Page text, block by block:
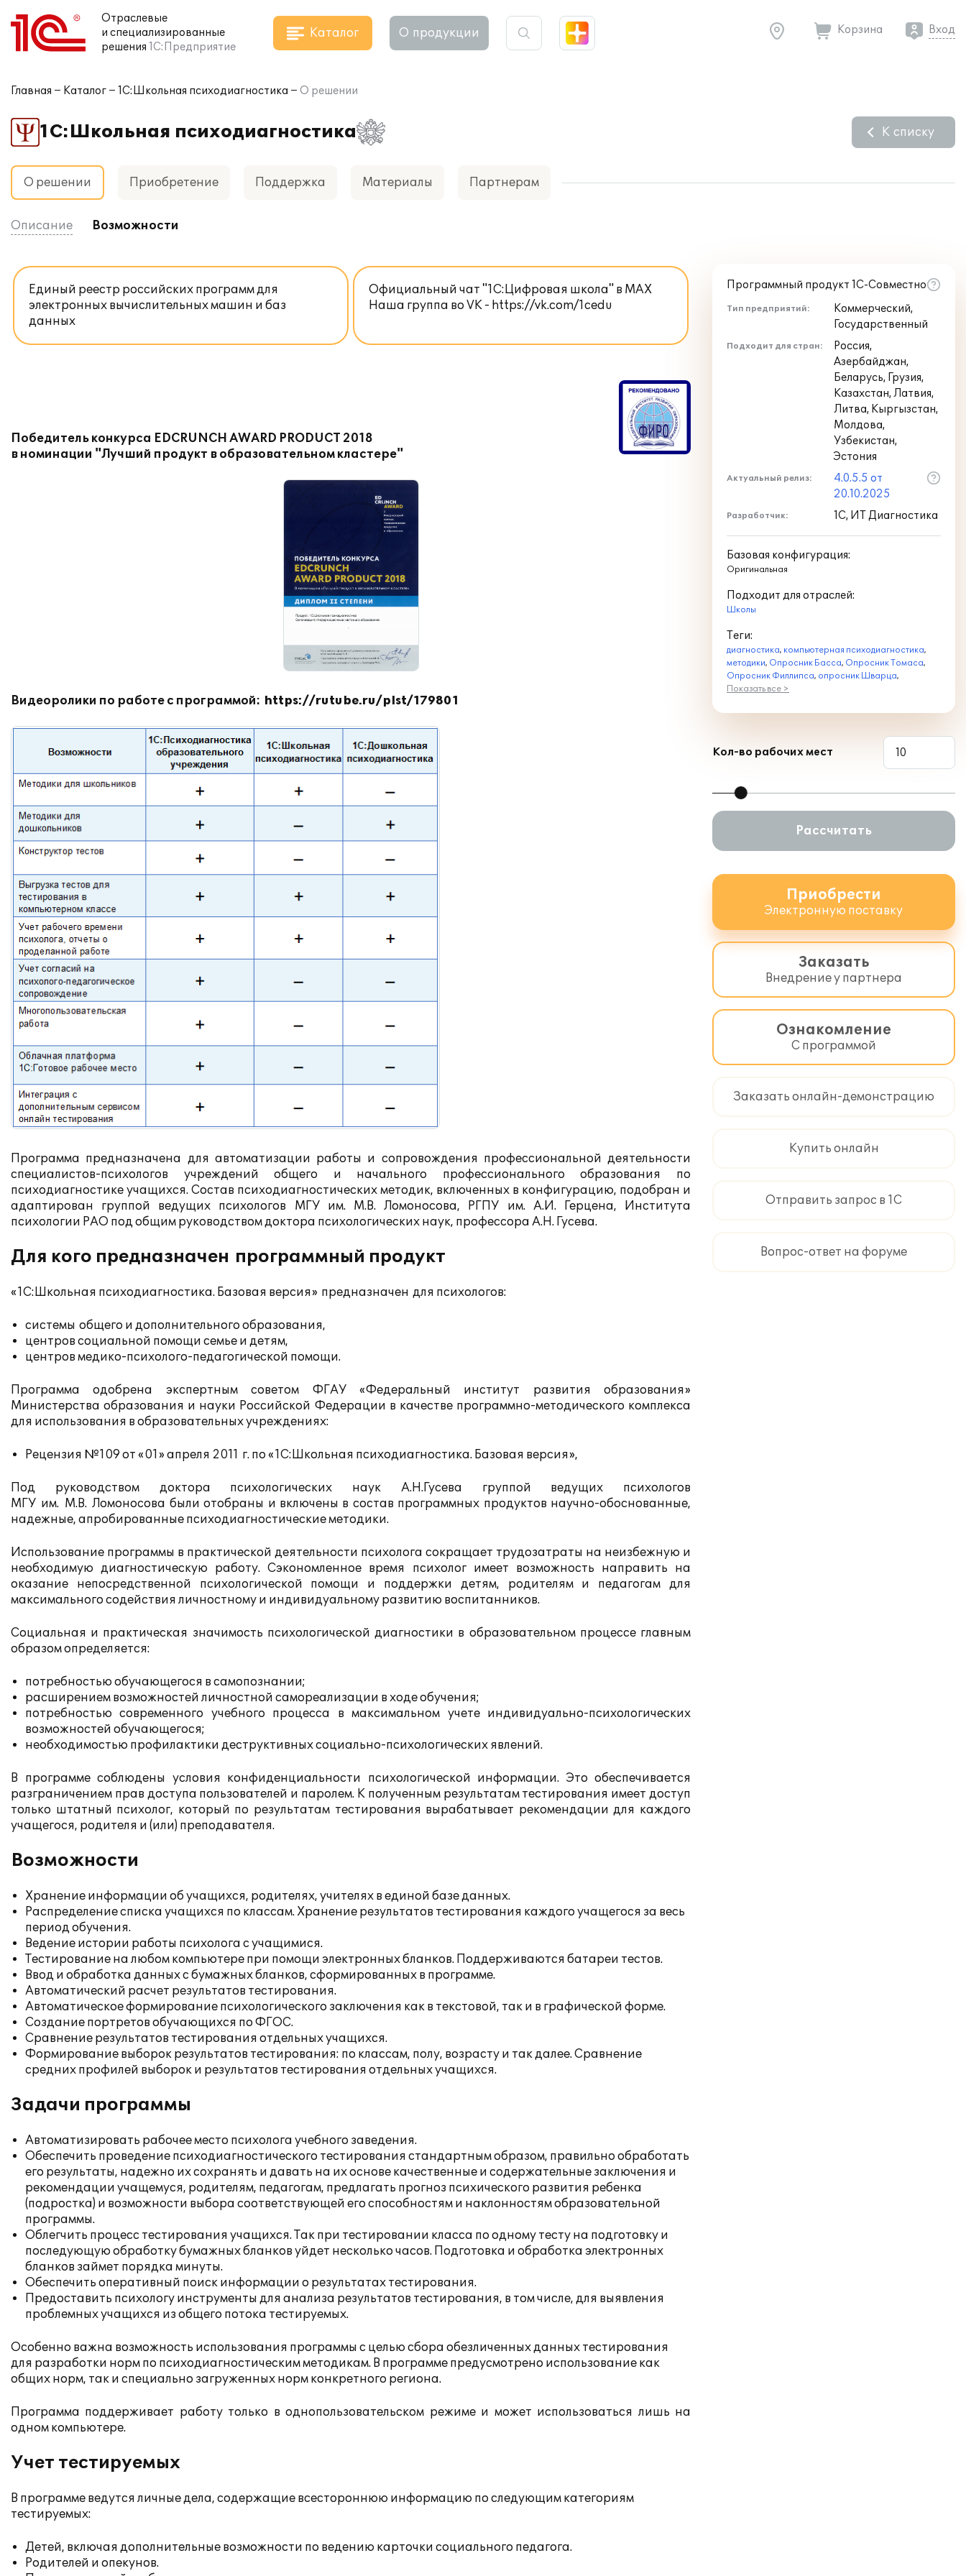
Отраслевые
и специализированные
решения 1С:Предприятие
Каталог О продукции Корзина Вход
Главная Каталог 1С:Школьная психодиагностика О решении
1С:Школьная психодиагностика К списку
О решении Приобретение Поддержка Материалы Партнерам
Описание Возможности
Единый реестр российских программ для
электронных вычислительных машин и баз
данных
Официальный чат "1С:Цифровая школа" в MAX
Наша группа во VK - https://vk.com/1cedu
Победитель конкурса EDCRUNCH AWARD PRODUCT 2018
в номинации "Лучший продукт в образовательном кластере"
Видеоролики по работе с программой: https://rutube.ru/plst/179801
Программа предназначена для автоматизации работы и сопровождения профессиональной деятельности
специалистов-психологов учреждений общего и начального профессионального образования по
психодиагностике учащихся. Состав психодиагностических методик, включенных в конфигурацию, подобран и
адаптирован группой ведущих психологов МГУ им. М.В. Ломоносова, РГПУ им. А.И. Герцена, Института
психологии РАО под общим руководством доктора психологических наук, профессора А.Н. Гусева.
Для кого предназначен программный продукт
«1С:Школьная психодиагностика. Базовая версия» предназначен для психологов:
системы общего и дополнительного образования,
центров социальной помощи семье и детям,
центров медико-психолого-педагогической помощи.
Программа одобрена экспертным советом ФГАУ «Федеральный институт развития образования»
Министерства образования и науки Российской Федерации в качестве программно-методического комплекса
для использования в образовательных учреждениях:
Рецензия №109 от «01» апреля 2011 г. по «1С:Школьная психодиагностика. Базовая версия»,
Под руководством доктора психологических наук А.Н.Гусева группой ведущих психологов
МГУ им. М.В. Ломоносова были отобраны и включены в состав программных продуктов научно-обоснованные,
надежные, апробированные психодиагностические методики.
Использование программы в практической деятельности психолога сокращает трудозатраты на неизбежную и
необходимую диагностическую работу. Сэкономленное время психолог имеет возможность направить на
оказание непосредственной психологической помощи и поддержки детям, родителям и педагогам для
максимального содействия личностному и индивидуальному развитию воспитанников.
Социальная и практическая значимость психологической диагностики в образовательном процессе главным
образом определяется:
потребностью обучающегося в самопознании;
расширением возможностей личностной самореализации в ходе обучения;
потребностью современного учебного процесса в максимальном учете индивидуально-психологических
возможностей обучающегося;
необходимостью профилактики деструктивных социально-психологических явлений.
В программе соблюдены условия конфиденциальности психологической информации. Это обеспечивается
разграничением прав доступа пользователей и паролем. К полученным результатам тестирования имеет доступ
только штатный психолог, который по результатам тестирования вырабатывает рекомендации для каждого
учащегося, родителя и (или) преподавателя.
Возможности
Хранение информации об учащихся, родителях, учителях в единой базе данных.
Распределение списка учащихся по классам. Хранение результатов тестирования каждого учащегося за весь
период обучения.
Ведение истории работы психолога с учащимися.
Тестирование на любом компьютере при помощи электронных бланков. Поддерживаются батареи тестов.
Ввод и обработка данных с бумажных бланков, сформированных в программе.
Автоматический расчет результатов тестирования.
Автоматическое формирование психологического заключения как в текстовой, так и в графической форме.
Создание портретов обучающихся по ФГОС.
Сравнение результатов тестирования отдельных учащихся.
Формирование выборок результатов тестирования: по классам, полу, возрасту и так далее. Сравнение
средних профилей выборок и результатов тестирования отдельных учащихся.
Задачи программы
Автоматизировать рабочее место психолога учебного заведения.
Обеспечить проведение психодиагностического тестирования стандартным образом, правильно обработать
его результаты, надежно их сохранять и давать на их основе качественные и содержательные заключения и
рекомендации учащемуся, родителям, педагогам, предлагать прогноз психического развития ребенка
(подростка) и возможности выбора соответствующей его способностям и наклонностям образовательной
программы.
Облегчить процесс тестирования учащихся. Так при тестировании класса по одному тесту на подготовку и
последующую обработку бумажных бланков уйдет несколько часов. Подготовка и обработка электронных
бланков займет порядка минуты.
Обеспечить оперативный поиск информации о результатах тестирования.
Предоставить психологу инструменты для анализа результатов тестирования, в том числе, для выявления
проблемных учащихся из общего потока тестируемых.
Особенно важна возможность использования программы с целью сбора обезличенных данных тестирования
для разработки норм по психодиагностическим методикам. В программе предусмотрено использование как
общих норм, так и специально загруженных норм конкретного региона.
Программа поддерживает работу только в однопользовательском режиме и может использоваться лишь на
одном компьютере.
Учет тестируемых
В программе ведутся личные дела, содержащие всестороннюю информацию по следующим категориям
тестируемых:
Детей, включая дополнительные возможности по ведению карточки социального педагога.
Родителей и опекунов.
Программный продукт 1С-Совместно
Тип предприятий:
Коммерческий,
Государственный
Подходит для стран:
Россия,
Азербайджан,
Беларусь, Грузия,
Казахстан, Латвия,
Литва, Кыргызстан,
Молдова,
Узбекистан,
Эстония
Актуальный релиз:
4.0.5.5 от
20.10.2025
Разработчик: 1С, ИТ Диагностика
Базовая конфигурация:
Оригинальная
Подходит для отраслей:
Школы
Теги:
диагностика, компьютерная психодиагностика,
методики, Опросник Басса, Опросник Томаса,
Опросник Филлипса, опросник Шварца,
Показать все >
Кол-во рабочих мест
Рассчитать
Приобрести
Электронную поставку
Заказать
Внедрение у партнера
Ознакомление
С программой
Заказать онлайн-демонстрацию
Купить онлайн
Отправить запрос в 1С
Вопрос-ответ на форуме